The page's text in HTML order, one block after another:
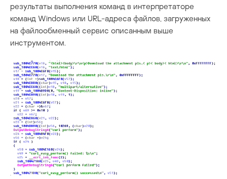
результаты выполнения команд в интерпретаторе
команд Windows или URL-адреса файлов, загруженных
на файлообменный сервис описанным выше
инструментом.